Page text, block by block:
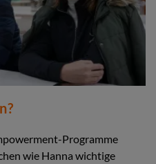
Programme
wie Hanna wichtige